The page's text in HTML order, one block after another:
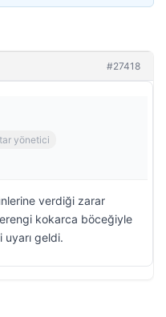
#27418
yönetici
verdiği zarar
kokarca böceğiyle
uyarı geldi.